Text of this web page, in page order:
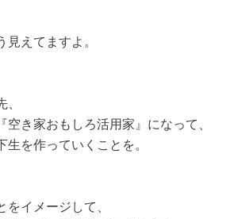
見えてますよ。
、
空き家おもしろ活用家』になって、
生を作っていくことを。
をイメージして、